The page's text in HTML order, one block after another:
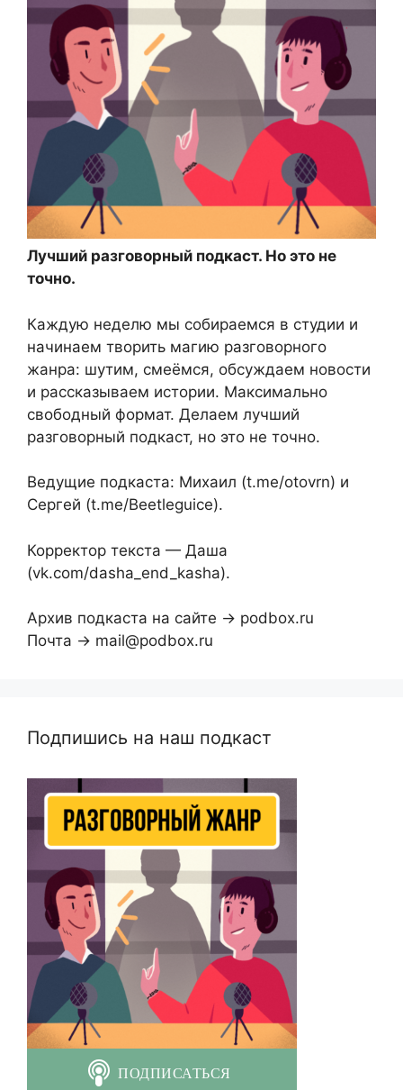
Лучший разговорный подкаст. Но это не
точно.
Каждую неделю мы собираемся в студии и
начинаем творить магию разговорного
жанра: шутим, смеёмся, обсуждаем новости
и рассказываем истории. Максимально
свободный формат. Делаем лучший
разговорный подкаст, но это не точно.
Ведущие подкаста: Михаил (t.me/otovrn) и
Сергей (t.me/Beetleguice).
Корректор текста — Даша
(vk.com/dasha_end_kasha).
Архив подкаста на сайте → podbox.ru
Почта → mail@podbox.ru
Подпишись на наш подкаст